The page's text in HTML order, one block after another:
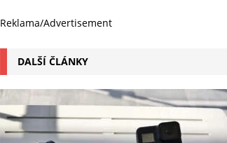
Reklama/Advertisement
DALŠÍ ČLÁNKY